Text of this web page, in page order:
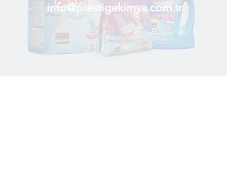
info@prestigekimya.com.tr